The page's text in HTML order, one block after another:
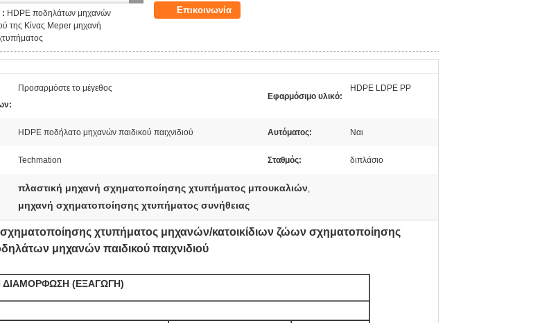
: HDPE ποδηλάτων μηχανών
της Κίνας Meper μηχανή
Επικοινωνία
Προσαρμόστε το μέγεθος
Εφαρμόσιμο υλικό:
HDPE LDPE PP
HDPE ποδήλατο μηχανών παιδικού παιχνιδιού Αυτόματος: Ναι
Techmation Σταθμός: διπλάσιο
πλαστική μηχανή σχηματοποίησης χτυπήματος μπουκαλιών,
μηχανή σχηματοποίησης χτυπήματος συνήθειας
σχηματοποίησης χτυπήματος μηχανών/κατοικίδιων ζώων σχηματοποίησης
μηχανών παιδικού παιχνιδιού
(ΕΞΑΓΩΓΗ)